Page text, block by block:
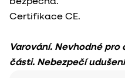
Certifikace CE.
Varování. Nevhodné
části. Nebezpečí